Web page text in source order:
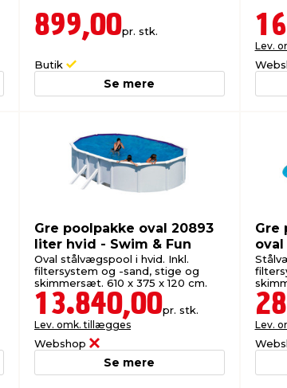
899,00pr. stk.
Butik
Se mere
Lev.
Gre poolpakke oval 20893
liter hvid - Swim & Fun
Oval stålvægspool i hvid. Inkl.
filtersystem og -sand, stige og
skimmersæt. 610 x 375 x 120 cm.
13.840,00pr. stk.
Lev. omk. tillægges
Webshop
Se mere
Gre
Fun
Lev.